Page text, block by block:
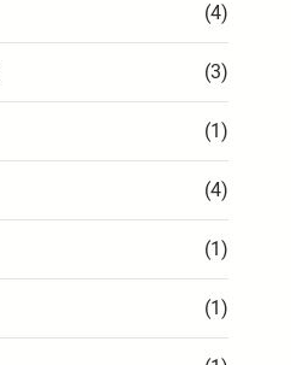
(4)
(3)
(1)
(4)
(1)
(1)